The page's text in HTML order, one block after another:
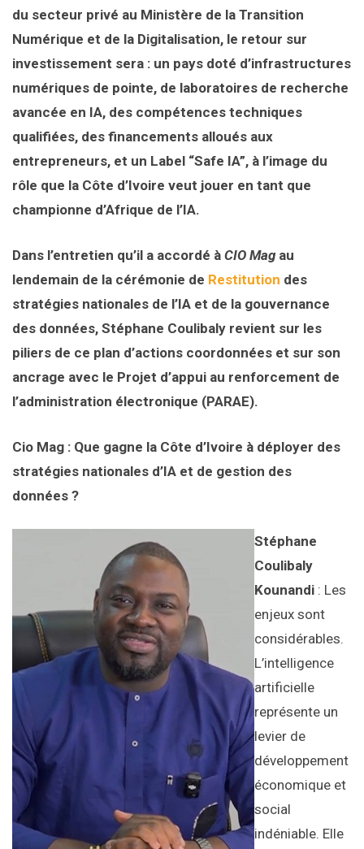
du secteur privé au Ministère de la Transition
Numérique et de la Digitalisation, le retour sur
investissement sera : un pays doté d’infrastructures
numériques de pointe, de laboratoires de recherche
avancée en IA, des compétences techniques
qualifiées, des financements alloués aux
entrepreneurs, et un Label “Safe IA”, à l’image du
rôle que la Côte d’Ivoire veut jouer en tant que
championne d’Afrique de l’IA.
Dans l’entretien qu’il a accordé à CIO Magau
lendemain de la cérémonie de Restitution des
stratégies nationales de l’IA et de la gouvernance
des données, Stéphane Coulibaly revient sur les
piliers de ce plan d’actions coordonnées et sur son
ancrage avec le Projet d’appui au renforcement de
l’administration électronique (PARAE).
Cio Mag : Que gagne la Côte d’Ivoire à déployer des
stratégies nationales d’IA et de gestion des
données ?
Stéphane
Coulibaly
Kounandi : Les
enjeux sont
considérables.
L’intelligence
artificielle
représente un
levier de
développement
économique et
social
indéniable. Elle